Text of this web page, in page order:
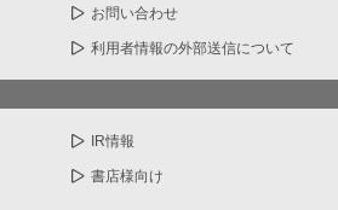
お問い合わせ
利用者情報の外部送信について
IR情報
書店様向け